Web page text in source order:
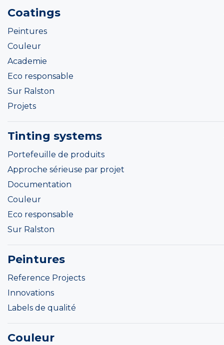
Coatings
Peintures
Couleur
Academie
Eco responsable
Sur Ralston
Projets
Tinting systems
Portefeuille de produits
Approche sérieuse par projet
Documentation
Couleur
Eco responsable
Sur Ralston
Peintures
Reference Projects
Innovations
Labels de qualité
Couleur